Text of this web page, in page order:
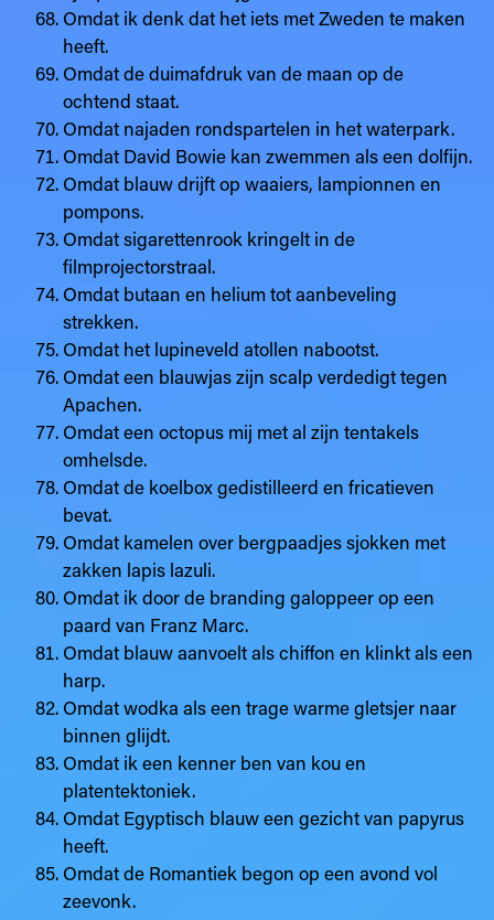
Omdat ik denk dat het iets met Zweden te maken
heeft.
Omdat de duimafdruk van de maan op de
ochtend staat.
Omdat najaden rondspartelen in het waterpark.
Omdat David Bowie kan zwemmen als een dolfijn.
Omdat blauw drijft op waaiers, lampionnen en
pompons.
Omdat sigarettenrook kringelt in de
filmprojectorstraal.
Omdat butaan en helium tot aanbeveling
strekken.
Omdat het lupineveld atollen nabootst.
Omdat een blauwjas zijn scalp verdedigt tegen
Apachen.
Omdat een octopus mij met al zijn tentakels
omhelsde.
Omdat de koelbox gedistilleerd en fricatieven
bevat.
Omdat kamelen over bergpaadjes sjokken met
zakken lapis lazuli.
Omdat ik door de branding galoppeer op een
paard van Franz Marc.
Omdat blauw aanvoelt als chiffon en klinkt als een
harp.
Omdat wodka als een trage warme gletsjer naar
binnen glijdt.
Omdat ik een kenner ben van kou en
platentektoniek.
Omdat Egyptisch blauw een gezicht van papyrus
heeft.
Omdat de Romantiek begon op een avond vol
zeevonk.